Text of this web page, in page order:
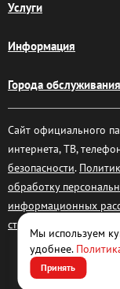
Услуги
Информация
Города обслуживания
Сайт официального
интернета, ТВ,
безопасности.
обработку
информационных
странице
Мы используем
удобнее.
Принять